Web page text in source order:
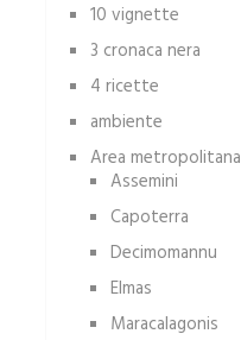
10 vignette
3 cronaca nera
4 ricette
ambiente
Area metropolitana
Assemini
Capoterra
Decimomannu
Elmas
Maracalagonis